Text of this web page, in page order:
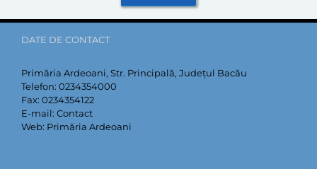
DATE DE CONTACT
Primăria Ardeoani, Str. Principală, Județul Bacău
Telefon: 0234354000
Fax: 0234354122
E-mail: Contact
Web: Primăria Ardeoani